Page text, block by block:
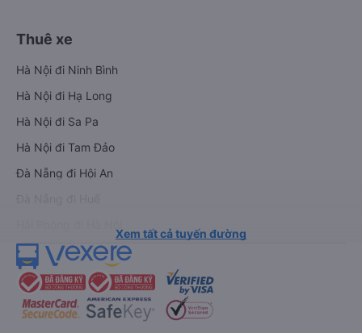
Thuê xe
Hà Nội đi Ninh Bình
Hà Nội đi Hạ Long
Hà Nội đi Sa Pa
Hà Nội đi Tam Đảo
Đà Nẵng đi Hội An
Xem tất cả tuyến đường